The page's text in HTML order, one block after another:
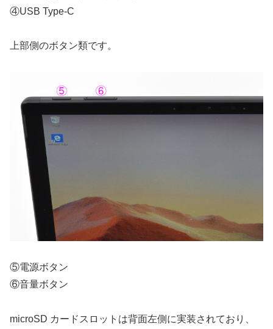
④USB Type-C
上部側のボタン類です。
⑤電源ボタン
⑥音量ボタン
microSD カードスロットは背面左側に実装されており、